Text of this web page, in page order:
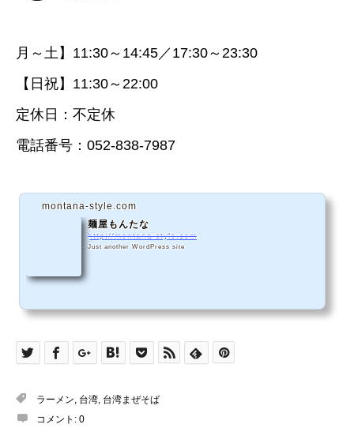
月～土】11:30～14:45／17:30～23:30
【日祝】11:30～22:00
定休日：不定休
電話番号：052-838-7987
montana-style.com
麺屋もんたな
http://montana-style.com
Just another WordPress site
ラーメン, 台湾, 台湾まぜそば
コメント: 0